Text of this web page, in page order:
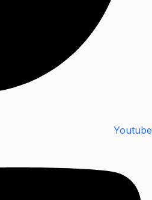
Youtube